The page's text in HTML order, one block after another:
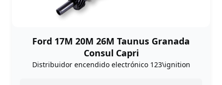
Ford 17M 20M 26M Taunus Granada
Consul Capri
Distribuidor encendido electrónico 123\ignition